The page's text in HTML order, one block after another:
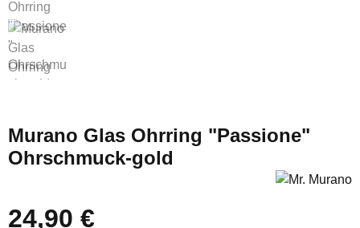
Murano Glas Ohrring "Passione"
Ohrschmuck-gold
Regulärer Preis:
24,90 €